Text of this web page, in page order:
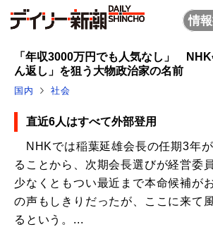
情
「年収3000万円でも人気なし」
ん返し」を狙う大物政治家の名前
国内 社会
直近6人はすべて外部登用
NHKでは稲葉延雄会長の任期3年
ることから、次期会長選びが経営委
少なくともつい最近まで本命候補が
の声もしきりだったが、ここに来て
るという。...